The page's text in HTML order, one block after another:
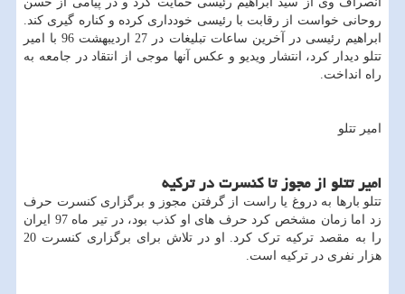
روحانی خواست از رقابت با رئیسی خودداری کرده و کناره گیری کند.
ابراهیم رئیسی در آخرین ساعات تبلیغات در 27 اردیبهشت 96 با امیر
تتلو دیدار کرد، انتشار ویدیو و عکس آنها موجی از انتقاد در جامعه به
راه انداخت.
امیر تتلو
امیر تتلو از مجوز تا کنسرت در ترکیه
تتلو بارها به دروغ یا راست از گرفتن مجوز و برگزاری کنسرت حرف
زد اما زمان مشخص کرد حرف های او کذب بود، در تیر ماه 97 ایران
را به مقصد ترکیه ترک کرد. او در تلاش برای برگزاری کنسرت 20
هزار نفری در ترکیه است.